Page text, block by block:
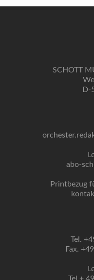
SCHOTT
D-
abo-
Printbezug
Tel.
Fax.